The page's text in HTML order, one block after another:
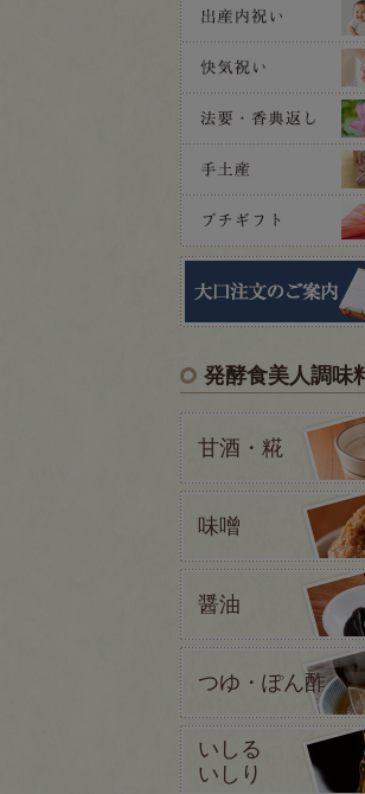
発酵食美人調味
甘酒・糀
味噌
醤油
つゆ・ぽん酢
いしる
いしり